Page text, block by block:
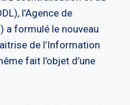
l’Agence de
a formulé le nouveau
de l’Information
fait l’objet d’une